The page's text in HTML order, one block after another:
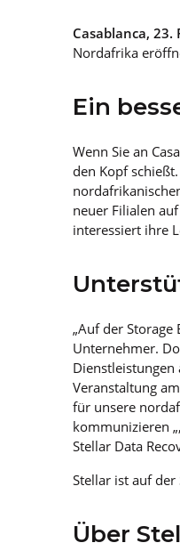
Casablanca, 23.
Nordafrika
Ein
Wenn Sie an
den Kopf
neuer Filialen
interessiert ihre
„Auf der
Unternehmer.
Veranstaltung
für unsere
kommunizieren
Stellar Data
Stellar ist auf der
Über